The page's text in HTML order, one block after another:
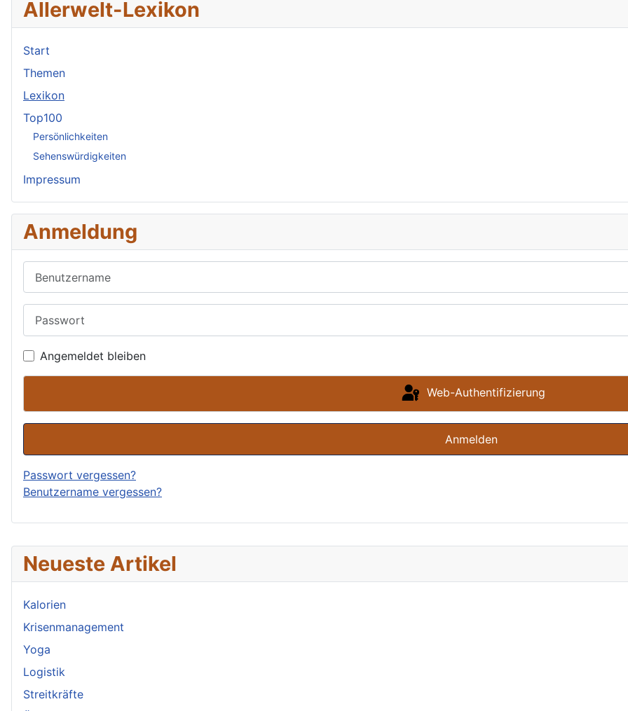
Neueste Artikel
Kalorien
Krisenmanagement
Yoga
Logistik
Streitkräfte
Allerwelt-Lexikon
Start
Themen
Lexikon
Top100
Persönlichkeiten
Sehenswürdigkeiten
Impressum
Anmeldung
Angemeldet bleiben
Web-Authentifizierung
Anmelden
Passwort vergessen?
Benutzername vergessen?